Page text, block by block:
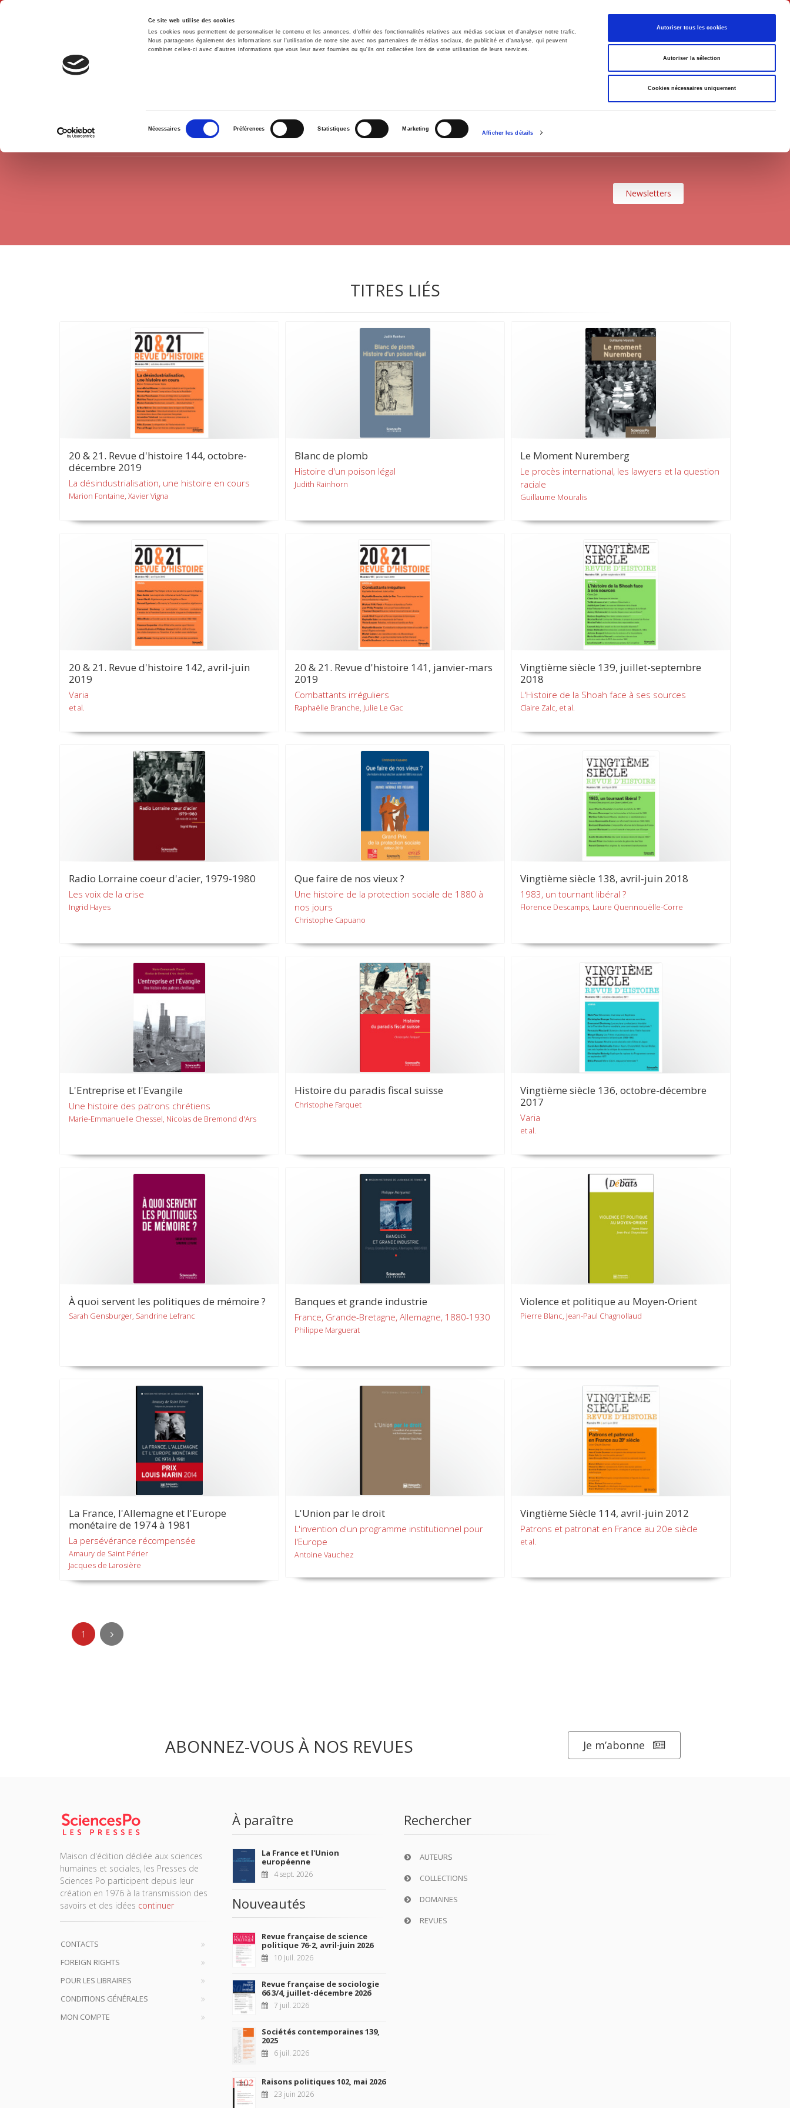
Ce site web utilise des cookies
Les cookies nous permettent de personnaliser le contenu et les annonces, d'offrir des fonctionnalités relatives aux médias sociaux et d'analyser notre trafic.
Nous partageons également des informations sur l'utilisation de notre site avec nos partenaires de médias sociaux, de publicité et d'analyse, qui peuvent
combiner celles-ci avec d'autres informations que vous leur avez fournies ou qu'ils ont collectées lors de votre utilisation de leurs services.
consentement
Nécessaires Préférences Statistiques Marketing
Afficher les détails
Autoriser tous les cookies
Autoriser la sélection
Cookies nécessaires uniquement
Français
Accueil Environnement Histoire International
AGRÉGATION HISTOIRE
Newsletters
TITRES LIÉS
20 & 21. Revue d'histoire 144, octobre-
décembre 2019
La désindustrialisation, une histoire en cours
Marion Fontaine, Xavier Vigna
Blanc de plomb
Histoire d'un poison légal
Judith Rainhorn
Le Moment Nuremberg
Le procès international, les lawyers et la question
raciale
Guillaume Mouralis
20 & 21. Revue d'histoire 142, avril-juin
2019
Varia
et al.
20 & 21. Revue d'histoire 141, janvier-mars
2019
Combattants irréguliers
Raphaëlle Branche, Julie Le Gac
Vingtième siècle 139, juillet-septembre
2018
L'Histoire de la Shoah face à ses sources
Claire Zalc, et al.
Radio Lorraine coeur d'acier, 1979-1980
Les voix de la crise
Ingrid Hayes
Que faire de nos vieux ?
Une histoire de la protection sociale de 1880 à
nos jours
Christophe Capuano
Vingtième siècle 138, avril-juin 2018
1983, un tournant libéral ?
Florence Descamps, Laure Quennouëlle-Corre
L'Entreprise et l'Evangile
Une histoire des patrons chrétiens
Marie-Emmanuelle Chessel, Nicolas de Bremond d'Ars
Histoire du paradis fiscal suisse
Christophe Farquet
Vingtième siècle 136, octobre-décembre
2017
Varia
et al.
À quoi servent les politiques de mémoire ?
Sarah Gensburger, Sandrine Lefranc
Banques et grande industrie
France, Grande-Bretagne, Allemagne, 1880-1930
Philippe Marguerat
Violence et politique au Moyen-Orient
Pierre Blanc, Jean-Paul Chagnollaud
La France, l'Allemagne et l'Europe
monétaire de 1974 à 1981
La persévérance récompensée
Amaury de Saint Périer
Jacques de Larosière
L'Union par le droit
L'invention d'un programme institutionnel pour
l'Europe
Antoine Vauchez
Vingtième Siècle 114, avril-juin 2012
Patrons et patronat en France au 20e siècle
et al.
1
ABONNEZ-VOUS À NOS REVUES Je m’abonne
Maison d'édition dédiée aux sciences
humaines et sociales, les Presses de
Sciences Po participent depuis leur
création en 1976 à la transmission des
savoirs et des idées continuer
CONTACTS
FOREIGN RIGHTS
POUR LES LIBRAIRES
CONDITIONS GÉNÉRALES
MON COMPTE
À paraître
La France et l'Union
européenne
4 sept. 2026
Nouveautés
Revue française de science
politique 76-2, avril-juin 2026
10 juil. 2026
Revue française de sociologie
66 3/4, juillet-décembre 2026
7 juil. 2026
Sociétés contemporaines 139,
2025
6 juil. 2026
Raisons politiques 102, mai 2026
23 juin 2026
Rechercher
AUTEURS
COLLECTIONS
DOMAINES
REVUES